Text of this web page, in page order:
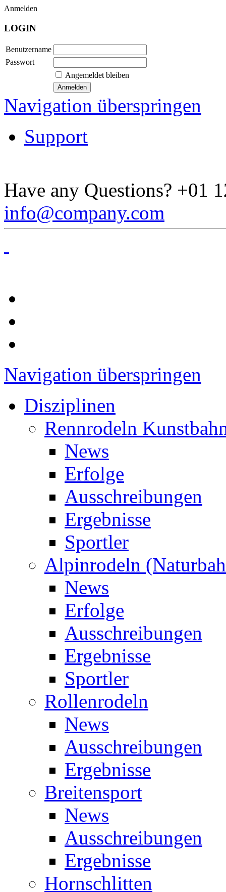
Anmelden
LOGIN
Benutzername
Passwort
Angemeldet bleiben
Navigation überspringen
Support
Have any Questions? +01
info@company.com
Navigation überspringen
Disziplinen
Rennrodeln
News
Erfolge
Ausschreibungen
Ergebnisse
Sportler
Alpinrodeln
News
Erfolge
Ausschreibungen
Ergebnisse
Sportler
Rollenrodeln
News
Ausschreibungen
Ergebnisse
Breitensport
News
Ausschreibungen
Ergebnisse
Hornschlitten